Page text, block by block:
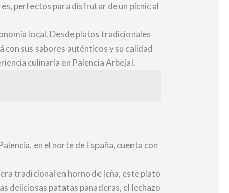
perfectos para disfrutar de un picnic al
local. Desde platos tradicionales
sus sabores auténticos y su calidad
culinaria en Palencia Arbejal.
en el norte de España, cuenta con
tradicional en horno de leña, este plato
deliciosas patatas panaderas, el lechazo